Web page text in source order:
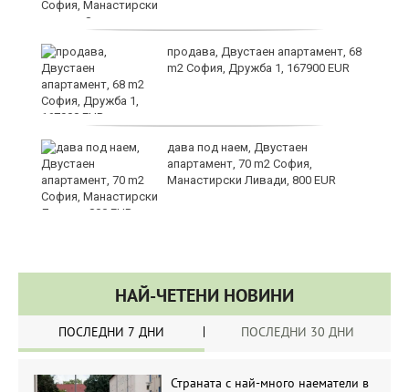
продава, Двустаен апартамент, 68
m2 София, Дружба 1, 167900 EUR
дава под наем, Двустаен
апартамент, 70 m2 София,
Манастирски Ливади, 800 EUR
НАЙ-ЧЕТЕНИ НОВИНИ
ПОСЛЕДНИ 7 ДНИ ПОСЛЕДНИ 30 ДНИ
Страната с най-много наематели в